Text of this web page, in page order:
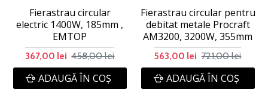
Fierastrau circular
electric 1400W, 185mm ,
EMTOP
367,00 lei 458,00 lei
ADAUGĂ ÎN COŞ
Fierastrau circular pentru
debitat metale Procraft
AM3200, 3200W, 355mm
563,00 lei 721,00 lei
ADAUGĂ ÎN COŞ